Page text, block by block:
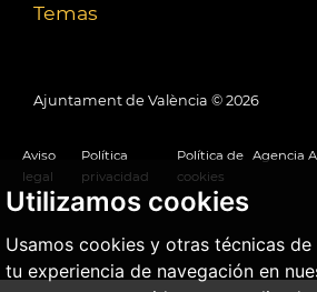
Utilizamos cookies
Usamos cookies y otras técnicas
tu experiencia de navegación en
Temas
Ajuntament de València © 2026
Aviso
legal
Política
privacidad
Política de
cookies
Agencia